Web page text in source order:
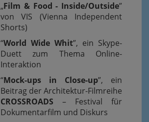
„Film & Food - Inside/Outside”
von VIS (Vienna Independent
Shorts)
“World Wide Whit”, ein Skype-
Duett zum Thema Online-
Interaktion
“Mock-ups in Close-up”, ein
Beitrag der Architektur-Filmreihe
CROSSROADS – Festival für
Dokumentarfilm und Diskurs